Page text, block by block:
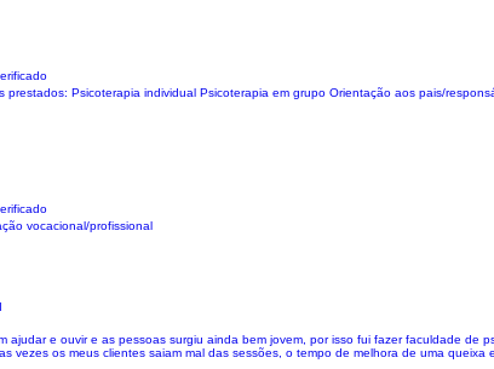
Psicoterapia individual Psicoterapia em grupo Orientação aos pais/
vocacional/profissional
e ouvir e as pessoas surgiu ainda bem jovem, por isso fui fazer faculdade de
os meus clientes saiam mal das sessões, o tempo de melhora de uma queixa